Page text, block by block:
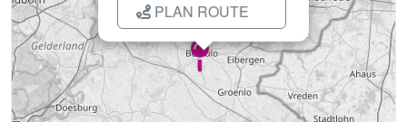
Kaart laden...
PLAN ROUTE